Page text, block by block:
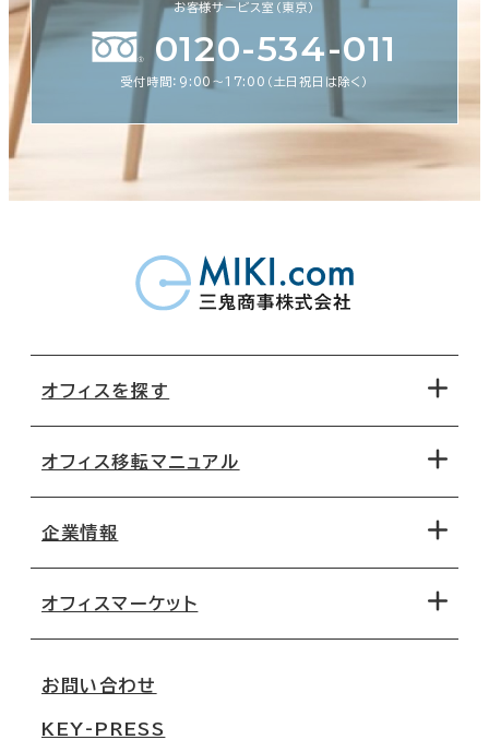
お客様サービス室（東京）
0120-534-011
受付時間：9:00〜17:00（土日祝日は除く）
オフィスを探す
地図から探す
路線・駅から探す
オフィス移転マニュアル
移転コストシミュレーション
移転スケジュール
オフィス移転Q&A
企業情報
オフィスマーケット
お問い合わせ
KEY-PRESS